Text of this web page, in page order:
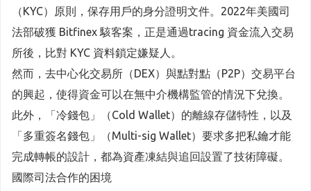
（KYC）原則，保存用戶的身分證明文件。2022年美國司
法部破獲 Bitfinex 駭客案，正是通過tracing 資金流入交易
所後，比對 KYC 資料鎖定嫌疑人。
然而，去中心化交易所（DEX）與點對點（P2P）交易平台
的興起，使得資金可以在無中介機構監管的情況下兌換。
此外，「冷錢包」（Cold Wallet）的離線存儲特性，以及
「多重簽名錢包」（Multi-sig Wallet）要求多把私鑰才能
完成轉帳的設計，都為資產凍結與追回設置了技術障礙。
國際司法合作的困境